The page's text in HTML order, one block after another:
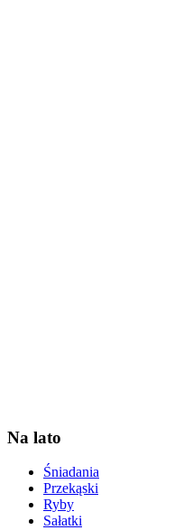
Na lato
Śniadania
Przekąski
Ryby
Sałatki